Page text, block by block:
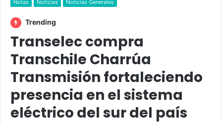
Notas Noticias Noticias Generales
Trending
Transelec compra
Transchile Charrúa
Transmisión fortaleciendo
presencia en el sistema
eléctrico del sur del país